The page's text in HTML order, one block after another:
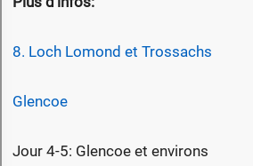
8. Loch Lomond et Trossachs
Glencoe
Jour 4-5: Glencoe et environs